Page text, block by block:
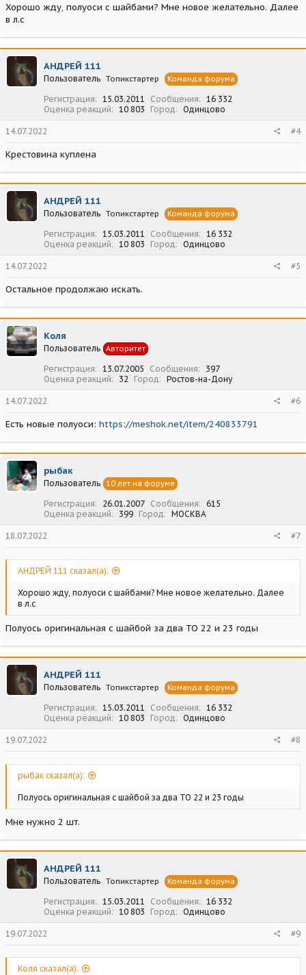
Хорошо жду, полуоси с шайбами? Мне новое желательно. Далее
в л.с
АНДРЕЙ 111
Пользователь Топикстартер Команда форума
Регистрация 15.03.2011 Сообщения
16 332
Оценка реакций
10 803 Город Одинцово
14.07.2022 #4
Крестовина куплена
АНДРЕЙ 111
Пользователь Топикстартер Команда форума
Регистрация 15.03.2011 Сообщения
16 332
Оценка реакций
10 803 Город Одинцово
14.07.2022 #5
Остальное продолжаю искать.
Коля
Пользователь Авторитет
Регистрация 13.07.2005 Сообщения
397
Оценка реакций
32 Город Ростов-на-Дону
14.07.2022 #6
Есть новые полуоси: https://meshok.net/item/240833791
рыбак
Пользователь 10 лет на форуме
Регистрация 26.01.2007 Сообщения
615
Оценка реакций
399 Город МОСКВА
18.07.2022 #7
АНДРЕЙ 111 сказал(а):
Хорошо жду, полуоси с шайбами? Мне новое желательно. Далее
в л.с
Полуось оригинальная с шайбой за два ТО 22 и 23 годы
АНДРЕЙ 111
Пользователь Топикстартер Команда форума
Регистрация 15.03.2011 Сообщения
16 332
Оценка реакций
10 803 Город Одинцово
19.07.2022 #8
рыбак сказал(а):
Полуось оригинальная с шайбой за два ТО 22 и 23 годы
Мне нужно 2 шт.
АНДРЕЙ 111
Пользователь Топикстартер Команда форума
Регистрация 15.03.2011 Сообщения
16 332
Оценка реакций
10 803 Город Одинцово
19.07.2022 #9
Коля сказал(а):